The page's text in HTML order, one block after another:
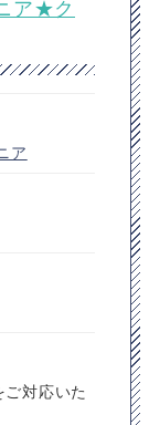
ア★ク
ア
対応いた